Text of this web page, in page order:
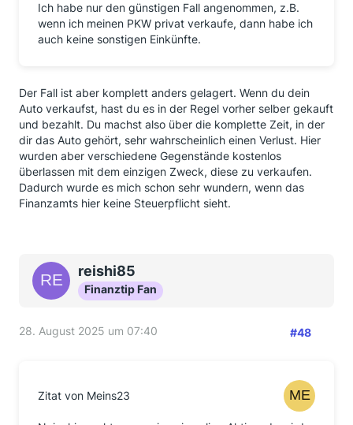
Ich habe nur den günstigen Fall angenommen, z.B.
wenn ich meinen PKW privat verkaufe, dann habe ich
auch keine sonstigen Einkünfte.
Der Fall ist aber komplett anders gelagert. Wenn du dein
Auto verkaufst, hast du es in der Regel vorher selber gekauft
und bezahlt. Du machst also über die komplette Zeit, in der
dir das Auto gehört, sehr wahrscheinlich einen Verlust. Hier
wurden aber verschiedene Gegenstände kostenlos
überlassen mit dem einzigen Zweck, diese zu verkaufen.
Dadurch wurde es mich schon sehr wundern, wenn das
Finanzamts hier keine Steuerpflicht sieht.
reishi85
Finanztip Fan
28. August 2025 um 07:40 #48
Zitat von Meins23